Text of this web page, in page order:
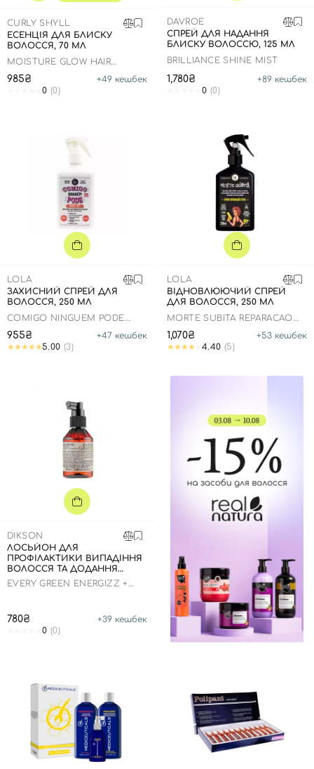
CURLY SHYLL
ЕСЕНЦІЯ ДЛЯ БЛИСКУ
ВОЛОССЯ, 70 МЛ
MOISTURE GLOW HAIR
985₴ +49 кешбек
0 (0)
DAVROE
СПРЕЙ ДЛЯ НАДАННЯ
БЛИСКУ ВОЛОССЮ, 125 МЛ
BRILLIANCE SHINE MIST
1,780₴ +89 кешбек
0 (0)
LOLA
ЗАХИСНИЙ СПРЕЙ ДЛЯ
ВОЛОССЯ, 250 МЛ
COMIGO NINGUEM PODE
955₴ +47 кешбек
5.00 (3)
LOLA
ВІДНОВЛЮЮЧИЙ СПРЕЙ
ДЛЯ ВОЛОССЯ, 250 МЛ
MORTE SUBITA REPARACAO
1,070₴ +53 кешбек
4.40 (5)
DIKSON
ЛОСЬЙОН ДЛЯ
ПРОФІЛАКТИКИ ВИПАДІННЯ
ВОЛОССЯ ТА ДОДАННЯ
ОБ'ЄМУ, 100 МЛ
EVERY GREEN ENERGIZZ +
780₴ +39 кешбек
0 (0)